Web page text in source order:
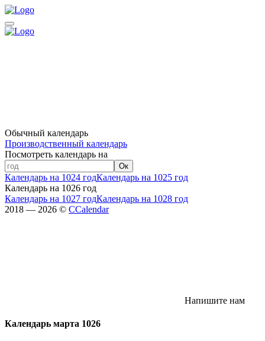
Обычный календарь
Производственный календарь
Посмотреть календарь на
Ок
Календарь на 1024 годКалендарь на 1025 год
Календарь на 1026 год
Календарь на 1027 годКалендарь на 1028 год
2018 — 2026 © CCalendar
Напишите нам
Календарь марта 1026